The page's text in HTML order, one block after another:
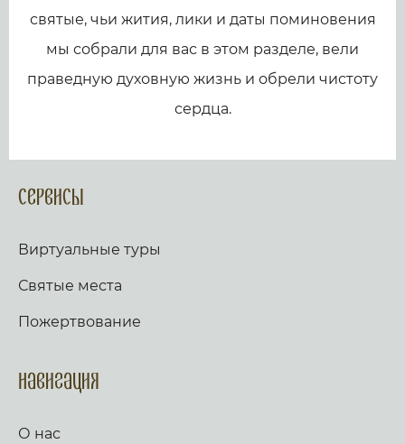
святые, чьи жития, лики и даты поминовения
мы собрали для вас в этом разделе, вели
праведную духовную жизнь и обрели чистоту
сердца.
Сервисы
Виртуальные туры
Святые места
Пожертвование
Навигация
О нас